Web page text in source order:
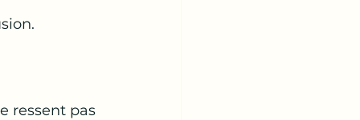
ressent pas